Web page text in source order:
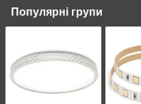
Популярні групи